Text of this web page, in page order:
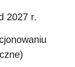
2027 r.